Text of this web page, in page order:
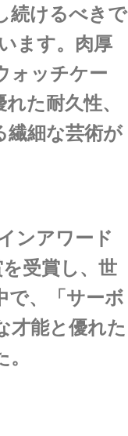
続けるべきで
ます。 肉厚
ォッチケー
た耐久性、
繊細な芸術が
ンアワード
受賞し、世
で、「サーボ
才能と優れた